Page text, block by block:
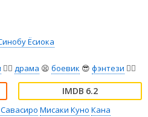
Ёсиока
🧚‍♀️ драма 😫 боевик 😎 фэнтези 🧝‍♂️
6.2
Мисаки Куно Кана